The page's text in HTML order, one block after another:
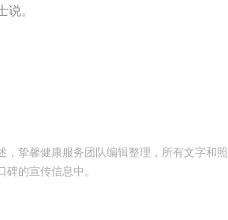
。
挚馨健康服务团队编辑整理，所有文字和照
的宣传信息中。